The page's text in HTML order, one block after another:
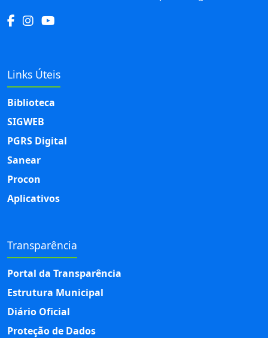
Links Úteis
Biblioteca
SIGWEB
PGRS Digital
Sanear
Procon
Aplicativos
Transparência
Portal da Transparência
Estrutura Municipal
Diário Oficial
Proteção de Dados